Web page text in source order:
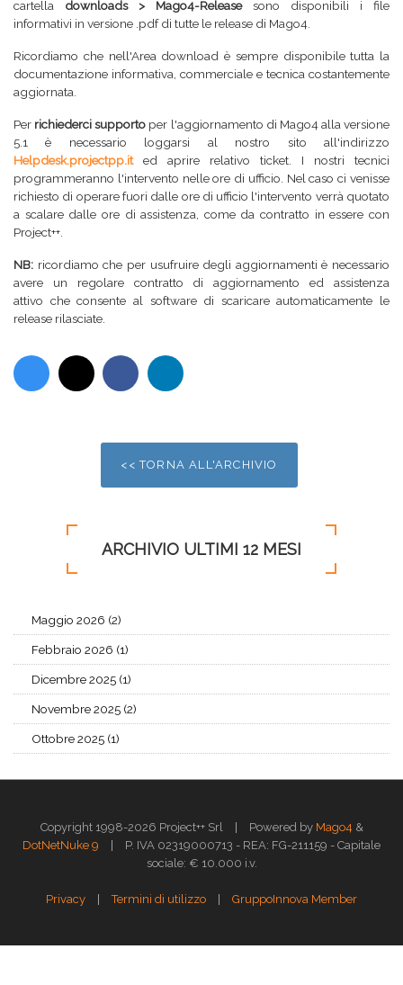
cartella downloads > Mago4-Releasesono disponibili i file
informativi in versione .pdf di tutte le release di Mago4.
Ricordiamo che nell'Area download è sempre disponibile tutta la
documentazione informativa, commerciale e tecnica costantemente
aggiornata.
Per richiederci supporto per l'aggiornamento di Mago4 alla versione
5.1 è necessario loggarsi al nostro sito all'indirizzo
Helpdesk.projectpp.ited aprire relativo ticket. I nostri tecnici
programmeranno l'intervento nelle ore di ufficio. Nel caso ci venisse
richiesto di operare fuori dalle ore di ufficio l'intervento verrà quotato
a scalare dalle ore di assistenza, come da contratto in essere con
Project++.
NB: ricordiamo che per usufruire degli aggiornamenti è necessario
avere un regolare contratto di aggiornamento ed assistenza
attivo che consente al software di scaricare automaticamente le
release rilasciate.
<< TORNA ALL'ARCHIVIO
ARCHIVIO ULTIMI 12 MESI
Maggio 2026 (2)
Febbraio 2026 (1)
Dicembre 2025 (1)
Novembre 2025 (2)
Ottobre 2025 (1)
Copyright 1998-2026 Project++ Srl | Powered by Mago4 &
DotNetNuke 9
|
P. IVA 02319000713 - REA: FG-211159 - Capitale
sociale: € 10.000 i.v.
Privacy | Termini di utilizzo | GruppoInnova Member